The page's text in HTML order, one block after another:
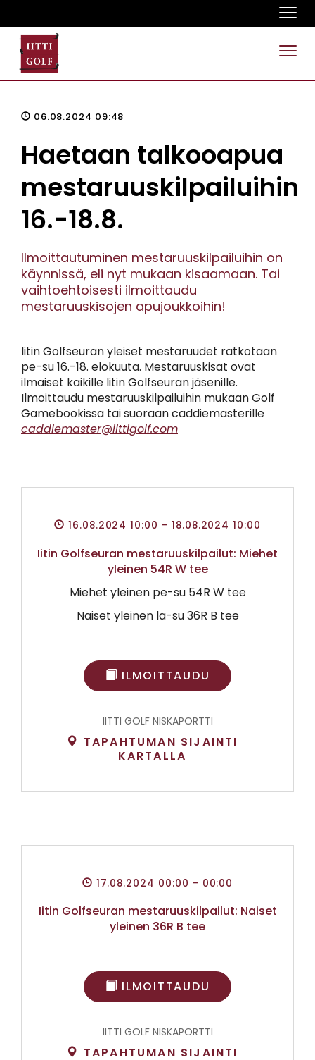
06.08.2024 09:48
Haetaan talkooapua
mestaruuskilpailuihin
16.-18.8.
Ilmoittautuminen mestaruuskilpailuihin on
käynnissä, eli nyt mukaan kisaamaan. Tai
vaihtoehtoisesti ilmoittaudu
mestaruuskisojen apujoukkoihin!
Iitin Golfseuran yleiset mestaruudet ratkotaan
pe-su 16.-18. elokuuta. Mestaruuskisat ovat
ilmaiset kaikille Iitin Golfseuran jäsenille.
Ilmoittaudu mestaruuskilpailuihin mukaan Golf
Gamebookissa tai suoraan caddiemasterille
caddiemaster@iittigolf.com
16.08.2024 10:00 - 18.08.2024 10:00
Iitin Golfseuran mestaruuskilpailut: Miehet
yleinen 54R W tee
Miehet yleinen pe-su 54R W tee
Naiset yleinen la-su 36R B tee
ILMOITTAUDU
IITTI GOLF NISKAPORTTI
TAPAHTUMAN SIJAINTI
KARTALLA
17.08.2024 00:00 - 00:00
Iitin Golfseuran mestaruuskilpailut: Naiset
yleinen 36R B tee
ILMOITTAUDU
IITTI GOLF NISKAPORTTI
TAPAHTUMAN SIJAINTI